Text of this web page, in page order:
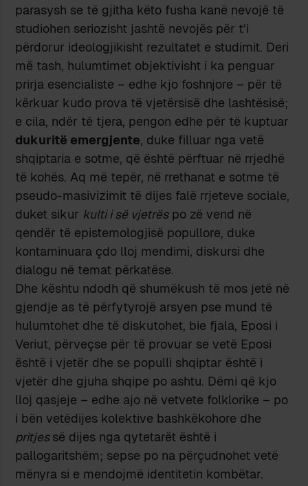
parasysh se të gjitha këto fusha kanë nevojë të
studiohen seriozisht jashtë nevojës për t’i
përdorur ideologjikisht rezultatet e studimit. Deri
më tash, hulumtimet objektivisht i ka penguar
prirja esencialiste – edhe kjo foshnjore – për të
kërkuar kudo prova të vjetërsisë dhe lashtësisë;
e cila, ndër të tjera, pengon edhe për të kuptuar
dukuritë emergjente, duke filluar nga vetë
shqiptaria e sotme, që është përftuar në rrjedhë
të kohës. Aq më tepër, në rrethanat e sotme të
pseudo-masivizimit të dijes falë rrjeteve sociale,
duket sikur kulti i së vjetrëspo zë vend në
qendër të epistemologjisë popullore, duke
kontaminuara çdo lloj mendimi, diskursi dhe
dialogu në temat përkatëse.
Dhe kështu ndodh që shumëkush të mos jetë në
gjendje as të përfytyrojë arsyen pse mund të
hulumtohet dhe të diskutohet, bie fjala, Eposi i
Veriut, përveçse për të provuar se vetë Eposi
është i vjetër dhe se populli shqiptar është i
vjetër dhe gjuha shqipe po ashtu. Dëmi që kjo
lloj qasjeje – edhe ajo në vetvete folklorike – po
i bën vetëdijes kolektive bashkëkohore dhe
pritjessë dijes nga qytetarët është i
pallogaritshëm; sepse po na përçudnohet vetë
mënyra si e mendojmë identitetin kombëtar.